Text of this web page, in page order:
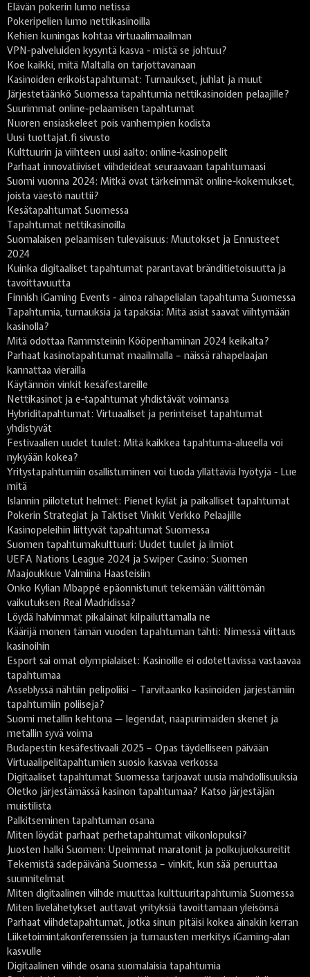
Elävän pokerin lumo netissä
Pokeripelien lumo nettikasinoilla
Kehien kuningas kohtaa virtuaalimaailman
VPN-palveluiden kysyntä kasva - mistä se johtuu?
Koe kaikki, mitä Maltalla on tarjottavanaan
Kasinoiden erikoistapahtumat: Turnaukset, juhlat ja muut
Järjestetäänkö Suomessa tapahtumia nettikasinoiden pelaajille?
Suurimmat online-pelaamisen tapahtumat
Nuoren ensiaskeleet pois vanhempien kodista
Uusi tuottajat.fi sivusto
Kulttuurin ja viihteen uusi aalto: online-kasinopelit
Parhaat innovatiiviset viihdeideat seuraavaan tapahtumaasi
Suomi vuonna 2024: Mitkä ovat tärkeimmät online-kokemukset,
joista väestö nauttii?
Kesätapahtumat Suomessa
Tapahtumat nettikasinoilla
Suomalaisen pelaamisen tulevaisuus: Muutokset ja Ennusteet
2024
Kuinka digitaaliset tapahtumat parantavat bränditietoisuutta ja
tavoittavuutta
Finnish iGaming Events - ainoa rahapelialan tapahtuma Suomessa
Tapahtumia, turnauksia ja tapaksia: Mitä asiat saavat viihtymään
kasinolla?
Mitä odottaa Rammsteinin Kööpenhaminan 2024 keikalta?
Parhaat kasinotapahtumat maailmalla – näissä rahapelaajan
kannattaa vierailla
Käytännön vinkit kesäfestareille
Nettikasinot ja e-tapahtumat yhdistävät voimansa
Hybriditapahtumat: Virtuaaliset ja perinteiset tapahtumat
yhdistyvät
Festivaalien uudet tuulet: Mitä kaikkea tapahtuma-alueella voi
nykyään kokea?
Yritystapahtumiin osallistuminen voi tuoda yllättäviä hyötyjä - Lue
mitä
Islannin piilotetut helmet: Pienet kylät ja paikalliset tapahtumat
Pokerin Strategiat ja Taktiset Vinkit Verkko Pelaajille
Kasinopeleihin liittyvät tapahtumat Suomessa
Suomen tapahtumakulttuuri: Uudet tuulet ja ilmiöt
UEFA Nations League 2024 ja Swiper Casino: Suomen
Maajoukkue Valmiina Haasteisiin
Onko Kylian Mbappé epäonnistunut tekemään välittömän
vaikutuksen Real Madridissa?
Löydä halvimmat pikalainat kilpailuttamalla ne
Käärijä monen tämän vuoden tapahtuman tähti: Nimessä viittaus
kasinoihin
Esport sai omat olympialaiset: Kasinoille ei odotettavissa vastaavaa
tapahtumaa
Asseblyssä nähtiin pelipoliisi – Tarvitaanko kasinoiden järjestämiin
tapahtumiin poliiseja?
Suomi metallin kehtona — legendat, naapurimaiden skenet ja
metallin syvä voima
Budapestin kesäfestivaali 2025 – Opas täydelliseen päivään
Virtuaalipelitapahtumien suosio kasvaa verkossa
Digitaaliset tapahtumat Suomessa tarjoavat uusia mahdollisuuksia
Oletko järjestämässä kasinon tapahtumaa? Katso järjestäjän
muistilista
Palkitseminen tapahtuman osana
Miten löydät parhaat perhetapahtumat viikonlopuksi?
Juosten halki Suomen: Upeimmat maratonit ja polkujuoksureitit
Tekemistä sadepäivänä Suomessa – vinkit, kun sää peruuttaa
suunnitelmat
Miten digitaalinen viihde muuttaa kulttuuritapahtumia Suomessa
Miten livelähetykset auttavat yrityksiä tavoittamaan yleisönsä
Parhaat viihdetapahtumat, jotka sinun pitäisi kokea ainakin kerran
Liiketoimintakonferenssien ja turnausten merkitys iGaming-alan
kasvulle
Digitaalinen viihde osana suomalaisia tapahtumia